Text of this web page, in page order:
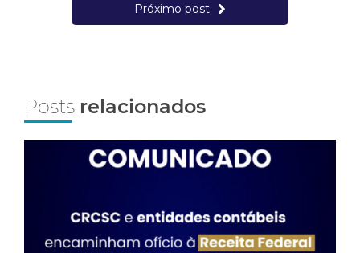
Próximo post
Posts relacionados